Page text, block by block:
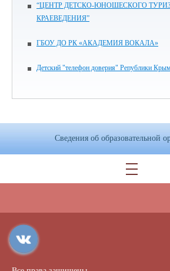
“ЦЕНТР ДЕТСКО-ЮНОШЕСКОГО
КРАЕВЕДЕНИЯ”
ГБОУ ДО РК «АКАДЕМИЯ ВОКАЛА»
Детский "телефон доверия" Републики
Сведения об образовательной